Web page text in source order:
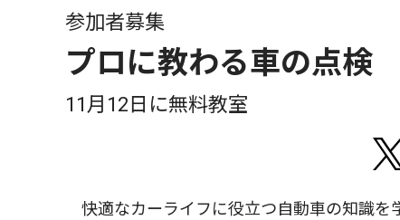
参加者募集
プロに教わる車の点検
11月12日に無料教室
快適なカーライフに役立つ自動車の知識を